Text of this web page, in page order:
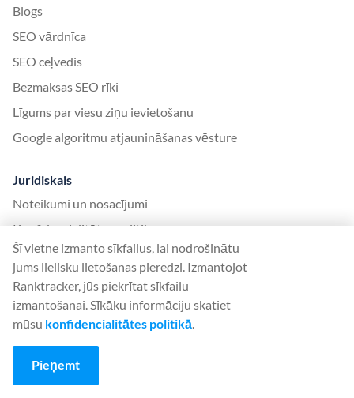
Blogs
SEO vārdnīca
SEO ceļvedis
Bezmaksas SEO rīki
Līgums par viesu ziņu ievietošanu
Google algoritmu atjaunināšanas vēsture
Juridiskais
Noteikumi un nosacījumi
Konfidencialitātes politika
App
Piesakieties
Reģistrējieties
Cenu noteikšana
Lietojumprogrammas atskaites punkti
Šī vietne izmanto sīkfailus, lai nodrošinātu
jums lielisku lietošanas pieredzi. Izmantojot
Ranktracker, jūs piekrītat sīkfailu
izmantošanai. Sīkāku informāciju skatiet
mūsu konfidencialitātes politikā.
Pieņemt